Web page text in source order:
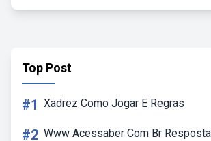
Top Post
#1 Xadrez Como Jogar E Regras
#2 Www Acessaber Com Br